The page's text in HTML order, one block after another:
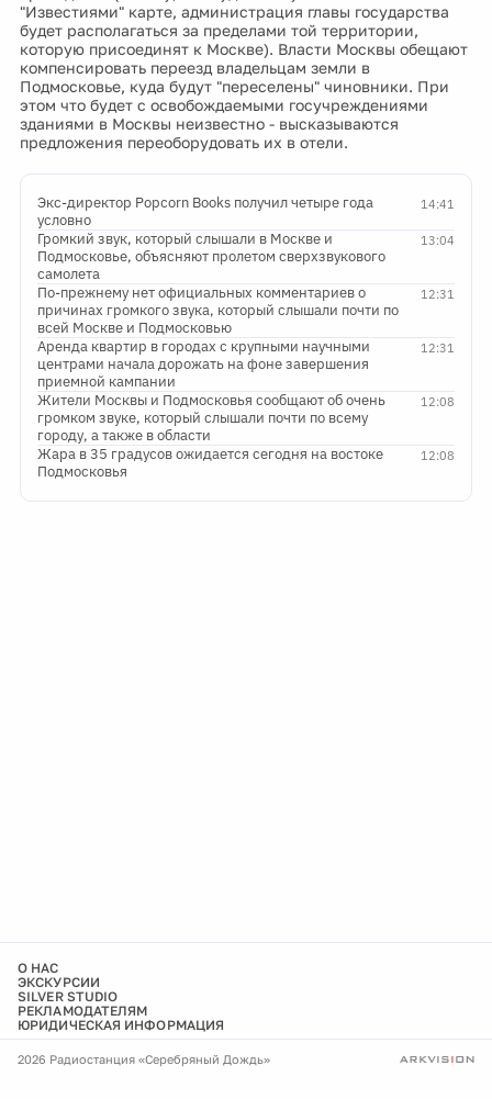
"Известиями" карте, администрация главы государства
будет располагаться за пределами той территории,
которую присоединят к Москве). Власти Москвы обещают
компенсировать переезд владельцам земли в
Подмосковье, куда будут "переселены" чиновники. При
этом что будет с освобождаемыми госучреждениями
зданиями в Москвы неизвестно - высказываются
предложения переоборудовать их в отели.
14:41
Экс-директор Popcorn Books получил четыре года
условно
13:04
Громкий звук, который слышали в Москве и
Подмосковье, объясняют пролетом сверхзвукового
самолета
12:31
По-прежнему нет официальных комментариев о
причинах громкого звука, который слышали почти по
всей Москве и Подмосковью
12:31
Аренда квартир в городах с крупными научными
центрами начала дорожать на фоне завершения
приемной кампании
12:08
Жители Москвы и Подмосковья сообщают об очень
громком звуке, который слышали почти по всему
городу, а также в области
12:08
Жара в 35 градусов ожидается сегодня на востоке
Подмосковья
О НАС
ЭКСКУРСИИ
SILVER STUDIO
РЕКЛАМОДАТЕЛЯМ
ЮРИДИЧЕСКАЯ ИНФОРМАЦИЯ
2026 Радиостанция «Серебряный Дождь»